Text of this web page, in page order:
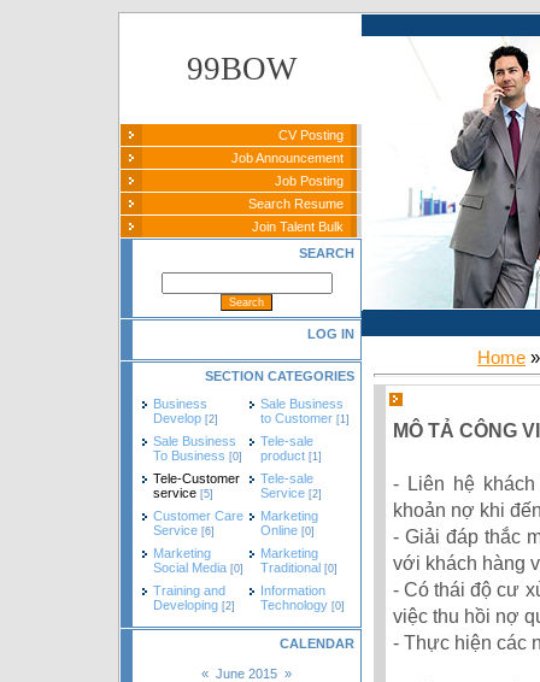
99BOW
CV Posting
Job Announcement
Job Posting
Search Resume
Join Talent Bulk
SEARCH
LOG IN
SECTION CATEGORIES
Business
Develop [2]
Sale Business
to Customer [1]
Sale Business
To Business [0]
Tele-sale
product [1]
Tele-Customer
service [5]
Tele-sale
Service [2]
Customer Care
Service [6]
Marketing
Online [0]
Marketing
Social Media [0]
Marketing
Traditional [0]
Training and
Developing [2]
Information
Technology [0]
CALENDAR
« June 2015 »
Home
MÔ TẢ CÔNG
- Liên hệ
khoản nợ khi
- Giải đáp thắc
với khách hàng
- Có thái độ cư
việc thu hồi nợ
- Thực hiện các